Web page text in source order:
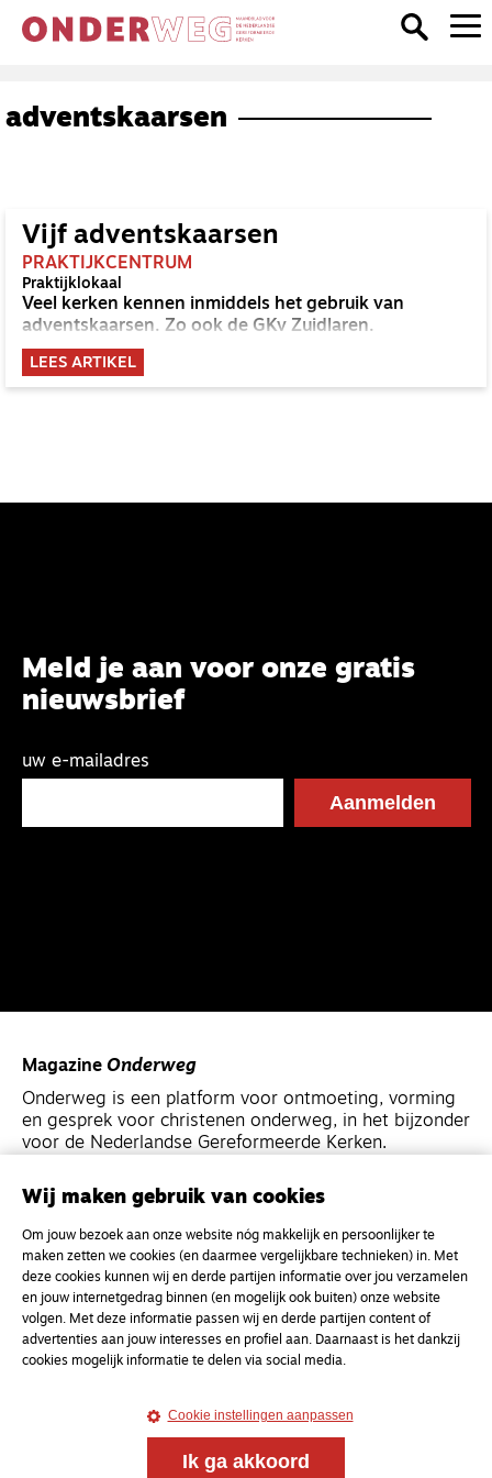
adventskaarsen
Vijf adventskaarsen
PRAKTIJKCENTRUM
Praktijklokaal
Veel kerken kennen inmiddels het gebruik van
adventskaarsen. Zo ook de GKv Zuidlaren.
LEES ARTIKEL
Meld je aan voor onze gratis
nieuwsbrief
uw e-mailadres
Magazine Onderweg
Onderweg is een platform voor ontmoeting, vorming
en gesprek voor christenen onderweg, in het bijzonder
voor de Nederlandse Gereformeerde Kerken.
MagazineOnderweg
Kvk-nummer 33277063
NL46 INGB 0117 5827 86
info@onderwegonline.nl
Wij maken gebruik van cookies
Om jouw bezoek aan onze website nóg makkelijk en persoonlijker te
maken zetten we cookies (en daarmee vergelijkbare technieken) in. Met
deze cookies kunnen wij en derde partijen informatie over jou verzamelen
en jouw internetgedrag binnen (en mogelijk ook buiten) onze website
volgen. Met deze informatie passen wij en derde partijen content of
advertenties aan jouw interesses en profiel aan. Daarnaast is het dankzij
cookies mogelijk informatie te delen via social media.
Cookie instellingen aanpassen
Ik ga akkoord